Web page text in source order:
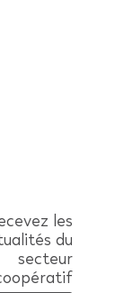
les
du
secteur